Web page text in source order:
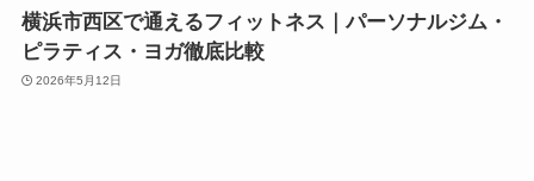
横浜市西区で通えるフィットネス｜パーソナルジム・
ピラティス・ヨガ徹底比較
2026年5月12日